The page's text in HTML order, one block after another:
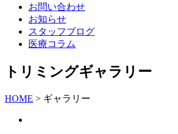
お問い合わせ
お知らせ
スタッフブログ
医療コラム
トリミングギャラリー
HOME > ギャラリー